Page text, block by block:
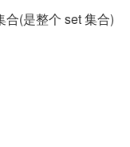
(是整个 set 集合)